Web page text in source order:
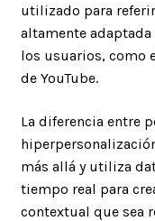
utilizado para
altamente
los usuarios, como
de YouTube.
La diferencia entre
más allá y utiliza
tiempo real para
contextual que sea